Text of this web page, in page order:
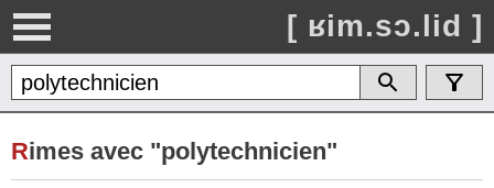
[ ʁim.sɔ.lid ]
Rimes avec "polytechnicien"